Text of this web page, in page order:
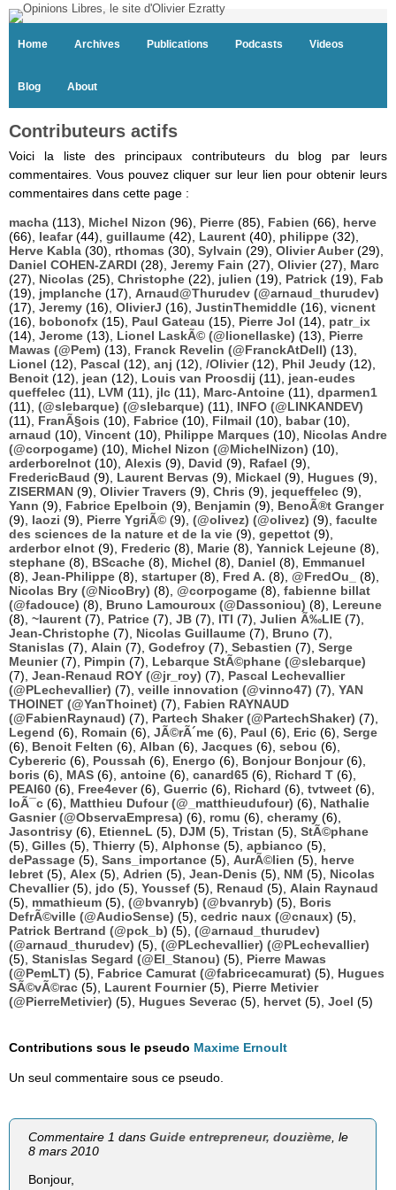
Home Archives Publications Podcasts Videos
Blog About
Contributeurs actifs
Voici la liste des principaux contributeurs du blog par leurs
commentaires. Vous pouvez cliquer sur leur lien pour obtenir leurs
commentaires dans cette page :
macha (113), Michel Nizon (96), Pierre (85), Fabien (66), herve
(66), leafar(44), guillaume (42), Laurent (40), philippe (32),
Herve Kabla (30), rthomas (30), Sylvain (29), Olivier Auber(29),
Daniel COHEN-ZARDI (28), Jeremy Fain (27), Olivier(27), Marc
(27), Nicolas (25), Christophe (22), julien (19), Patrick (19), Fab
(19), jmplanche (17), Arnaud@Thurudev (@arnaud_thurudev)
(17), Jeremy (16), OlivierJ (16), JustinThemiddle (16), vicnent
(16), bobonofx (15), Paul Gateau (15), Pierre Jol (14), patr_ix
(14), Jerome (13), Lionel LaskÃ© (@lionellaske) (13), Pierre
Mawas (@Pem) (13), Franck Revelin (@FranckAtDell) (13),
Lionel (12), Pascal (12), anj (12), /Olivier(12), Phil Jeudy (12),
Benoit (12), jean (12), Louis van Proosdij (11), jean-eudes
queffelec (11), LVM (11), jlc (11), Marc-Antoine (11), dparmen1
(11), (@slebarque) (@slebarque) (11), INFO (@LINKANDEV)
(11), FranÃ§ois (10), Fabrice (10), Filmail (10), babar(10),
arnaud (10), Vincent (10), Philippe Marques (10), Nicolas Andre
(@corpogame) (10), Michel Nizon (@MichelNizon) (10),
arderborelnot (10), Alexis (9), David (9), Rafael (9),
FredericBaud (9), Laurent Bervas (9), Mickael (9), Hugues (9),
ZISERMAN (9), Olivier Travers (9), Chris (9), jequeffelec (9),
Yann (9), Fabrice Epelboin (9), Benjamin (9), BenoÃ®t Granger
(9), laozi (9), Pierre YgriÃ© (9), (@olivez) (@olivez) (9), faculte
des sciences de la nature et de la vie (9), gepettot (9),
arderbor elnot (9), Frederic (8), Marie (8), Yannick Lejeune (8),
stephane (8), BScache (8), Michel (8), Daniel (8), Emmanuel
(8), Jean-Philippe (8), startuper(8), Fred A. (8), @FredOu_
(8),
Nicolas Bry (@NicoBry) (8), @corpogame (8), fabienne billat
(@fadouce) (8), Bruno Lamouroux (@Dassoniou) (8), Lereune
(8), ~laurent (7), Patrice (7), JB (7), ITI (7), Julien Ã‰LIE (7),
Jean-Christophe (7), Nicolas Guillaume (7), Bruno (7),
Stanislas (7), Alain (7), Godefroy (7), Sebastien (7), Serge
Meunier(7), Pimpin (7), Lebarque StÃ©phane (@slebarque)
(7), Jean-Renaud ROY (@jr_roy) (7), Pascal Lechevallier
(@PLechevallier) (7), veille innovation (@vinno47) (7), YAN
THOINET (@YanThoinet) (7), Fabien RAYNAUD
(@FabienRaynaud) (7), Partech Shaker (@PartechShaker) (7),
Legend (6), Romain (6), JÃ©rÃ´me (6), Paul (6), Eric (6), Serge
(6), Benoit Felten (6), Alban (6), Jacques (6), sebou (6),
Cybereric (6), Poussah (6), Energo (6), Bonjour Bonjour(6),
boris (6), MAS (6), antoine (6), canard65 (6), Richard T (6),
PEAI60 (6), Free4ever(6), Guerric (6), Richard (6), tvtweet (6),
loÃ¯c (6), Matthieu Dufour (@_matthieudufour) (6), Nathalie
Gasnier (@ObservaEmpresa) (6), romu (6), cheramy (6),
Jasontrisy (6), EtienneL (5), DJM (5), Tristan (5), StÃ©phane
(5), Gilles (5), Thierry (5), Alphonse (5), apbianco (5),
dePassage (5), Sans_importance (5), AurÃ©lien (5), herve
lebret (5), Alex (5), Adrien (5), Jean-Denis (5), NM (5), Nicolas
Chevallier(5), jdo (5), Youssef (5), Renaud (5), Alain Raynaud
(5), mmathieum (5), (@bvanryb) (@bvanryb) (5), Boris
DefrÃ©ville (@AudioSense) (5), cedric naux (@cnaux) (5),
Patrick Bertrand (@pck_b) (5), (@arnaud_thurudev)
(@arnaud_thurudev) (5), (@PLechevallier) (@PLechevallier)
(5), Stanislas Segard (@El_Stanou) (5), Pierre Mawas
(@PemLT) (5), Fabrice Camurat (@fabricecamurat) (5), Hugues
SÃ©vÃ©rac (5), Laurent Fournier(5), Pierre Metivier
(@PierreMetivier) (5), Hugues Severac (5), hervet (5), Joel (5)
Contributions sous le pseudo Maxime Ernoult
Un seul commentaire sous ce pseudo.
Commentaire 1 dansGuide entrepreneur, douzième , le
8 mars 2010
Bonjour,